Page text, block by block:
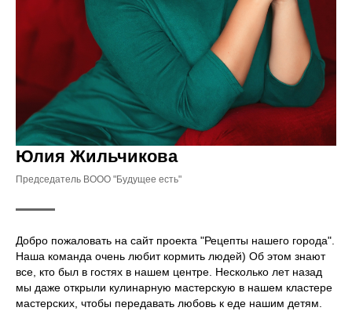
Юлия Жильчикова
Председатель ВООО "Будущее есть"
Добро пожаловать на сайт проекта "Рецепты нашего города".
Наша команда очень любит кормить людей) Об этом знают
все, кто был в гостях в нашем центре. Несколько лет назад
мы даже открыли кулинарную мастерскую в нашем кластере
мастерских, чтобы передавать любовь к еде нашим детям.